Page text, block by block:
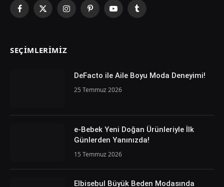
Facebook
X
InstagramPinterestYouTubeTumblr
SEÇIMLERIMIZ
DeFacto ile Aile Boyu Moda Deneyimi!
25 Temmuz 2026
e-Bebek Yeni Doğan Ürünleriyle İlk
Günlerden Yanınızda!
15 Temmuz 2026
Elbisebul Büyük Beden Modasında